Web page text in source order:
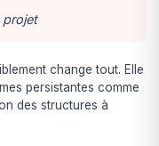
projet
change tout. Elle
persistantes comme
des structures à